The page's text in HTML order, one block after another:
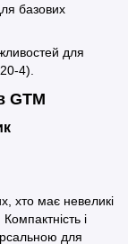
базових
для
4).
GTM
хто має невеликі
і
для